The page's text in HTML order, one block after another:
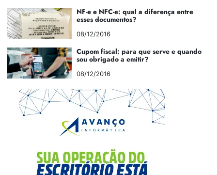
NF-e e NFC-e: qual a diferença entre
esses documentos?
08/12/2016
Cupom fiscal: para que serve e quando
sou obrigado a emitir?
08/12/2016